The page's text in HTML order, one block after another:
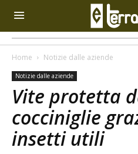
Home Notizie dalle aziende
Notizie dalle aziende
Vite protetta
cocciniglie
insetti utili